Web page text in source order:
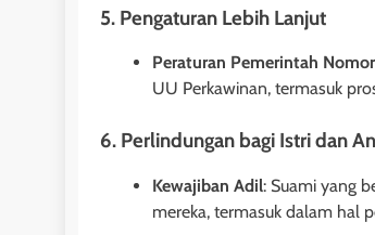
5. Pengaturan Lebih Lanjut
Peraturan Pemerintah
UU Perkawinan, termasuk
6. Perlindungan bagi Istri dan
Kewajiban Adil: Suami yang
mereka, termasuk dalam hal
2 tahun